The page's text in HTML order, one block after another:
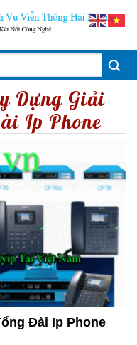
Dựng Giải
Ip Phone
Đài Ip Phone